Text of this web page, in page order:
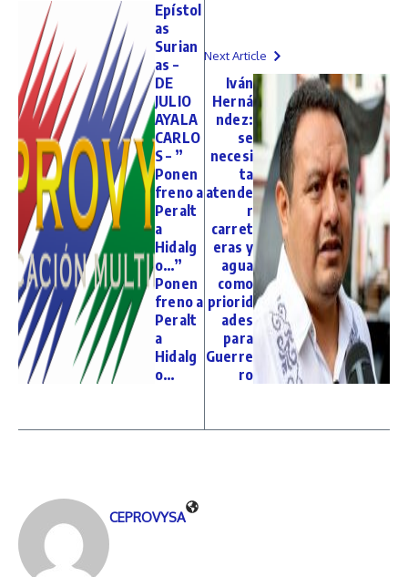
Epístol
as
Surian
as –
DE
JULIO
AYALA
CARLO
S – ”
Ponen
freno a
Peralt
a
Hidalg
o…”
Ponen
freno a
Peralt
a
Hidalg
o…
Next Article
Iván
Herná
ndez:
se
necesi
ta
atende
r
carret
eras y
agua
como
priorid
ades
para
Guerre
ro
CEPROVYSA